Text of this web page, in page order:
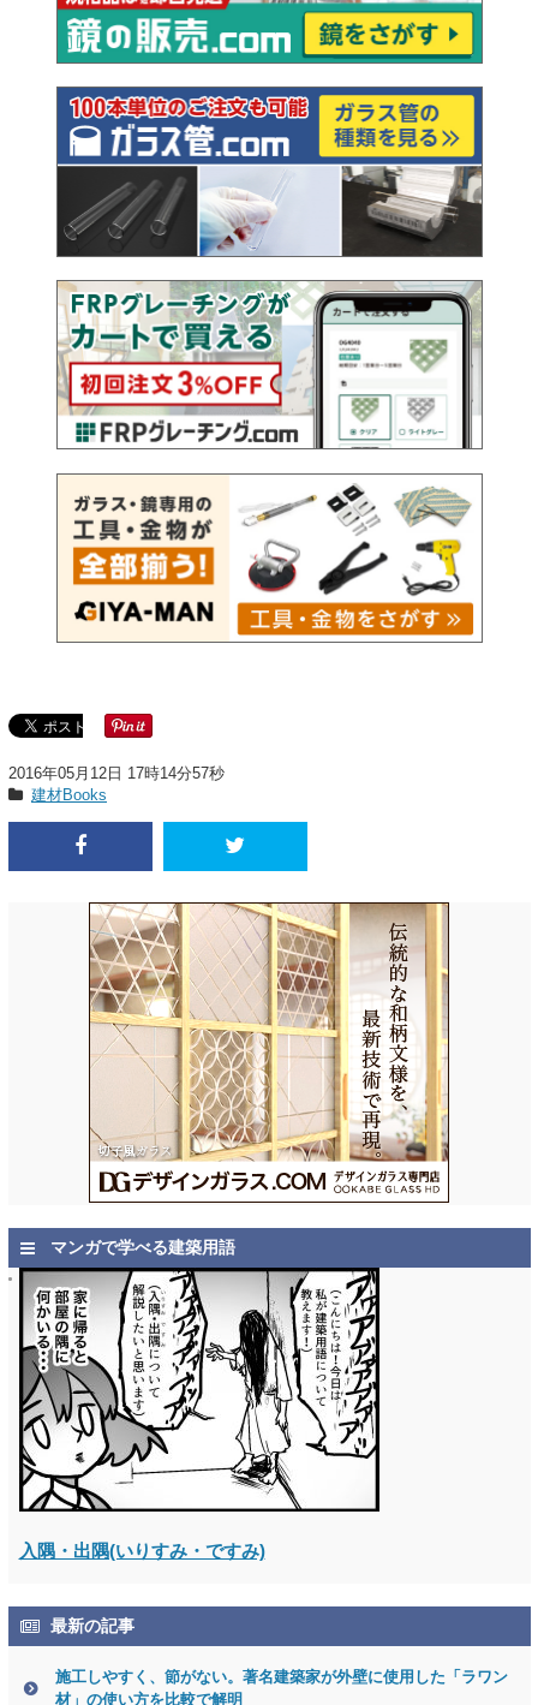
2016年05月12日 17時14分57秒
建材Books
マンガで学べる建築用語
入隅・出隅(いりすみ・ですみ)
最新の記事
施工しやすく、節がない。著名建築家が外壁に使用した「ラワン
材」の使い方を比較で解明